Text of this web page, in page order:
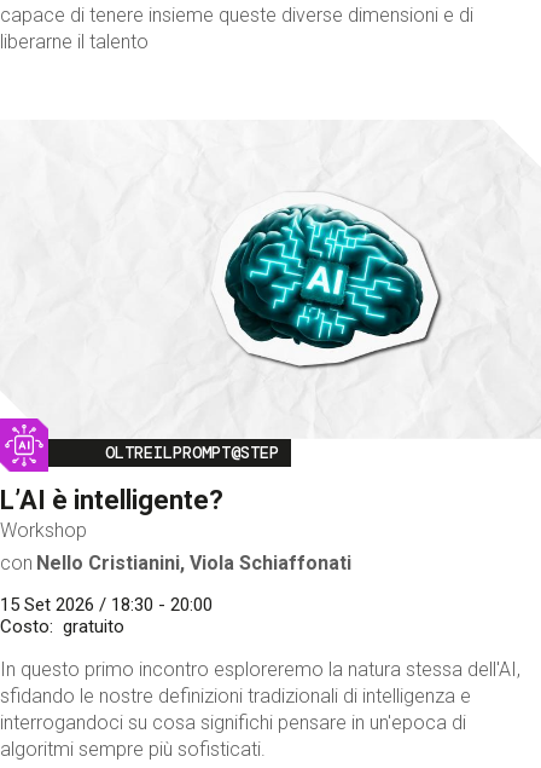
capace di tenere insieme queste diverse dimensioni e di
liberarne il talento
Image
OLTREILPROMPT@STEP
L’AI è intelligente?
Workshop
con Nello Cristianini, Viola Schiaffonati
15 Set 2026 / 18:30 - 20:00
Costo
gratuito
In questo primo incontro esploreremo la natura stessa dell'AI,
sfidando le nostre definizioni tradizionali di intelligenza e
interrogandoci su cosa significhi pensare in un'epoca di
algoritmi sempre più sofisticati.